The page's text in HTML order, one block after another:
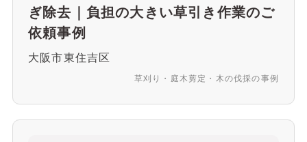
ぎ除去｜負担の大きい草引き作業のご
依頼事例
大阪市東住吉区
草刈り・庭木剪定・木の伐採の事例